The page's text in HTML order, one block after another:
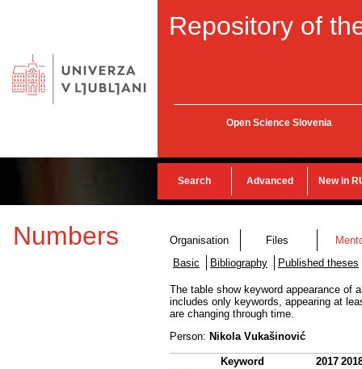
Repository of
Open Science Slovenia
Search Advanced New in
Numbers Organisation Files
Basic
Bibliography Published theses
The table show keyword appearance of
includes only keywords, appearing at
are changing through time.
Person: Nikola Vukašinović
Keyword 2017